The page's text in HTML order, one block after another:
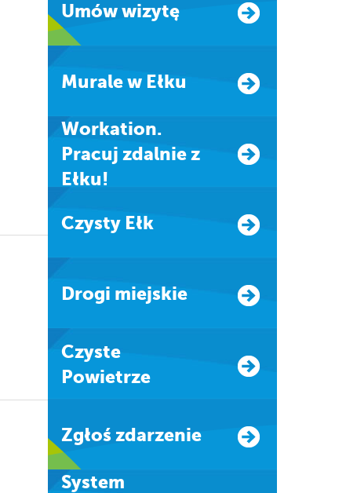
Umów wizytę
Murale w Ełku
Workation.
Pracuj zdalnie z
Ełku!
Czysty Ełk
Drogi miejskie
Czyste
Powietrze
Zgłoś zdarzenie
system